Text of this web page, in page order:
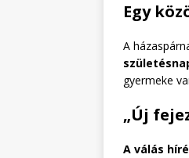
Egy
A
gyermeke
„Új
A válás